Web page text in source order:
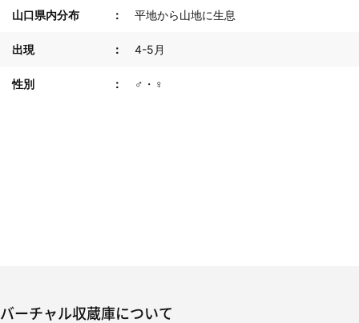
山口県内分布 平地から山地に生息
出現 4-5月
性別 ♂・♀
バーチャル収蔵庫について